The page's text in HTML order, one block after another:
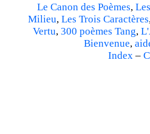
Le Canon des Poèmes,
Milieu, Les Trois Caractères
Vertu, 300 poèmes Tang,
Bienvenue,
Index–